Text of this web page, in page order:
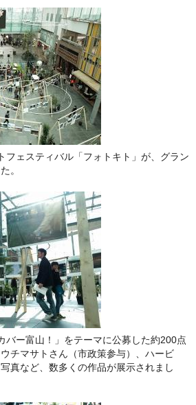
フェスティバル「フォトキト」が、グラン
。
バー富山！」をテーマに公募した約200点
チマサトさん（市政策参与）、ハービ
真など、数多くの作品が展示されまし